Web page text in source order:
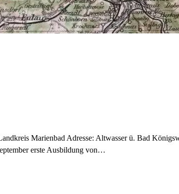
Marienbad Adresse: Altwasser ü. Bad
erste Ausbildung von…